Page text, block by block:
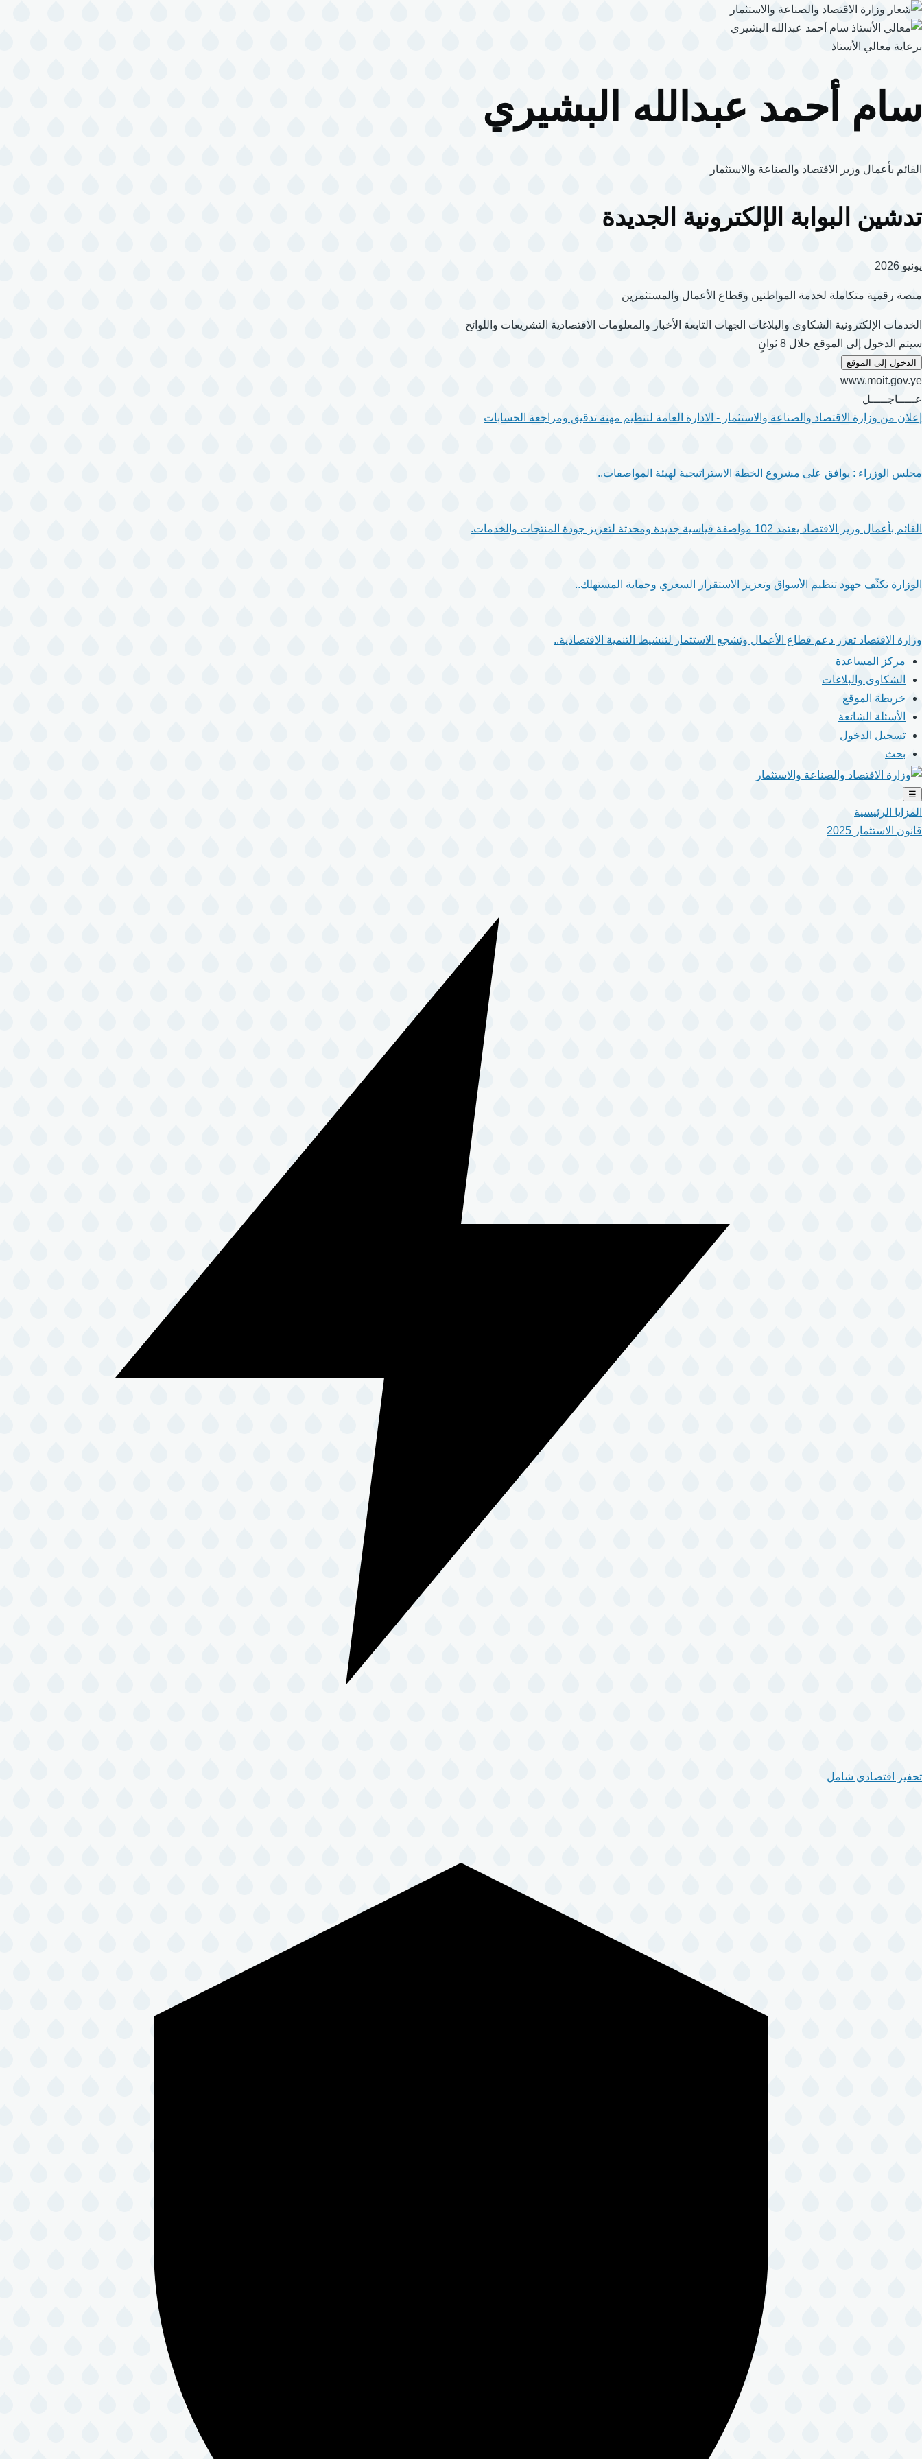
تجاوز
إلى
المحتوى
برعاية معالي الأستاذ
سام أحمد عبدالله البشيري
القائم بأعمال وزير الاقتصاد والصناعة والاستثمار
تدشين البوابة الإلكترونية الجديدة
يونيو 2026
منصة رقمية متكاملة لخدمة المواطنين وقطاع الأعمال والمستثمرين
الخدمات الإلكترونية الشكاوى والبلاغات الجهات التابعة الأخبار والمعلومات الاقتصادية التشريعات واللوائح
سيتم الدخول إلى الموقع خلال 8 ثوانٍ
الدخول إلى الموقع
www.moit.gov.ye
عـــــاجـــــل
إعلان من وزارة الاقتصاد والصناعة والاستثمار - الادارة العامة لتنظيم مهنة تدقيق ومراجعة الحسابات
مجلس الوزراء : يوافق على مشروع الخطة الاستراتيجية لهيئة المواصفات..
القائم بأعمال وزير الاقتصاد يعتمد 102 مواصفة قياسية جديدة ومحدثة لتعزيز جودة المنتجات والخدمات.
الوزارة تكثّف جهود تنظيم الأسواق وتعزيز الاستقرار السعري وحماية المستهلك..
وزارة الاقتصاد تعزز دعم قطاع الأعمال وتشجع الاستثمار لتنشيط التنمية الاقتصادية..
مركز المساعدة
الشكاوى والبلاغات
خريطة الموقع
الأسئلة الشائعة
تسجيل الدخول
بحث
☰
المزايا الرئيسية
قانون الاستثمار 2025
تحفيز اقتصادي شامل